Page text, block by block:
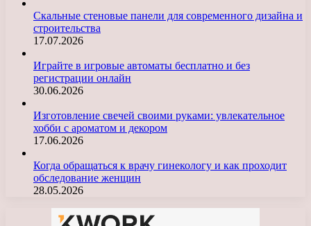
Скальные стеновые панели для современного дизайна и
строительства
17.07.2026
Играйте в игровые автоматы бесплатно и без
регистрации онлайн
30.06.2026
Изготовление свечей своими руками: увлекательное
хобби с ароматом и декором
17.06.2026
Когда обращаться к врачу гинекологу и как проходит
обследование женщин
28.05.2026